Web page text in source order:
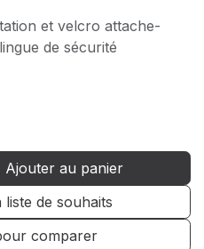
et velcro attache-
de sécurité
Ajouter au panier
comparer
de souhaits